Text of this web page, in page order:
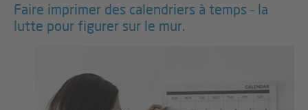
Faire imprimer des calendriers à temps – la
lutte pour figurer sur le mur.